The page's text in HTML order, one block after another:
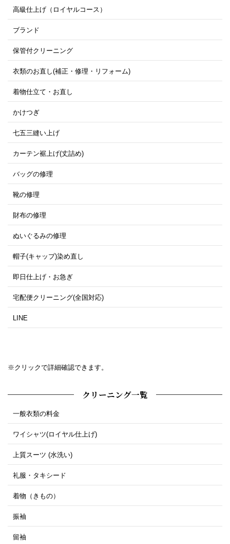
高級仕上げ（ロイヤルコース）
ブランド
保管付クリーニング
衣類のお直し(補正・修理・リフォーム)
着物仕立て・お直し
かけつぎ
七五三縫い上げ
カーテン裾上げ(丈詰め)
バッグの修理
靴の修理
財布の修理
ぬいぐるみの修理
帽子(キャップ)染め直し
即日仕上げ・お急ぎ
宅配便クリーニング(全国対応)
LINE
※クリックで詳細確認できます。
クリーニング一覧
一般衣類の料金
ワイシャツ(ロイヤル仕上げ)
上質スーツ (水洗い)
礼服・タキシード
着物（きもの）
振袖
留袖